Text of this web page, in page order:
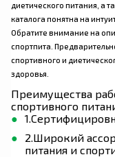
диетического питания, а
каталога понятна на
Обратите внимание на
спортпита.
спортивного и
здоровья.
Преимущества
спортивного
2.Широкий
питания и